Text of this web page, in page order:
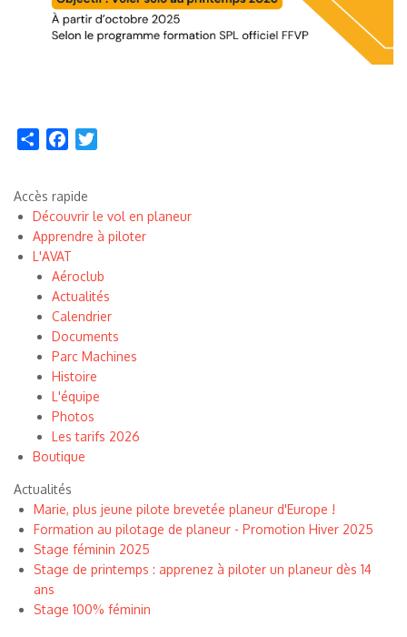
Share Facebook
Accès rapide
Découvrir le vol en planeur
Apprendre à piloter
L'AVAT
Aéroclub
Actualités
Calendrier
Documents
Parc Machines
Histoire
L'équipe
Photos
Les tarifs 2026
Boutique
Actualités
Marie, plus jeune pilote brevetée planeur d'Europe !
Formation au pilotage de planeur - Promotion Hiver 2025
Stage féminin 2025
Stage de printemps : apprenez à piloter un planeur dès 14
ans
Stage 100% féminin